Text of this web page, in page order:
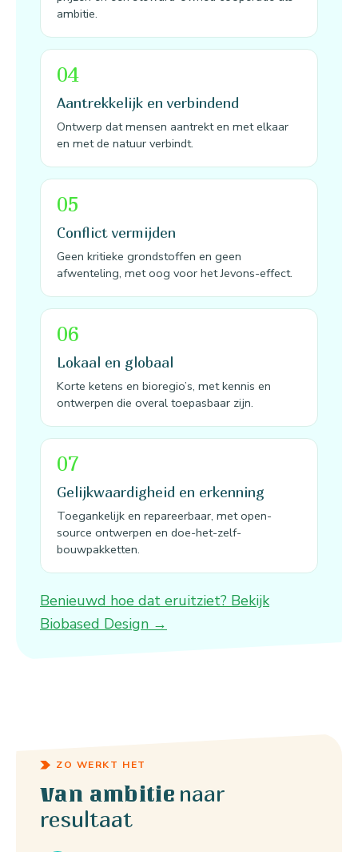
ambitie.
04
Aantrekkelijk en verbindend
Ontwerp dat mensen aantrekt en met elkaar
en met de natuur verbindt.
05
Conflict vermijden
Geen kritieke grondstoffen en geen
afwenteling, met oog voor het Jevons-effect.
06
Lokaal en globaal
Korte ketens en bioregio’s, met kennis en
ontwerpen die overal toepasbaar zijn.
07
Gelijkwaardigheid en erkenning
Toegankelijk en repareerbaar, met open-
source ontwerpen en doe-het-zelf-
bouwpakketten.
Benieuwd hoe dat eruitziet? Bekijk
Biobased Design →
ZO WERKT HET
Van ambitie naar
resultaat